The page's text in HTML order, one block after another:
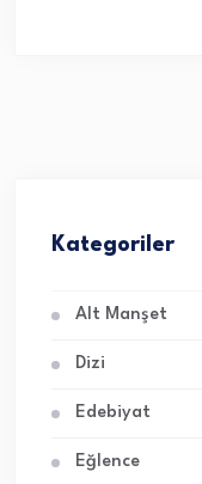
Kategoriler
Alt Manşet
Dizi
Edebiyat
Eğlence